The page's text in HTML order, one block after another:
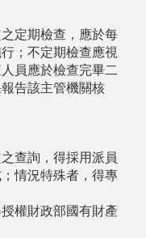
定期檢查，應於每
；不定期檢查應視
員應於檢查完畢二
告該主管機關核
查詢，得採用派員
情況特殊者，得專
權財政部國有財產